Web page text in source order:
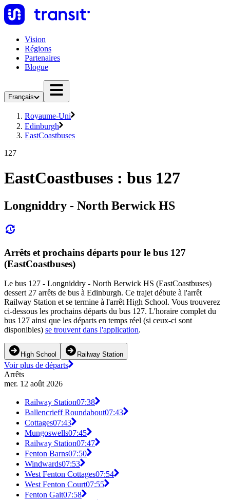
Vision
Régions
Partenaires
Blogue
Français
Royaume-Uni
Edinburgh
EastCoastbuses
127
EastCoastbuses : bus 127
Longniddry - North Berwick HS
Arrêts et prochains départs pour le bus 127
(EastCoastbuses)
Le bus 127 - Longniddry - North Berwick HS (EastCoastbuses)
dessert 27 arrêts de bus à Edinburgh. Ce trajet débute à l'arrêt
Railway Station et se termine à l'arrêt High School. Vous trouverez
ci-dessous les prochains départs du bus 127. L'horaire complet du
bus 127 ainsi que les départs en temps réel (si ceux-ci sont
disponibles) se trouvent dans l'application.
High School Railway Station
Voir plus de départs
Arrêts
mer. 12 août 2026
Railway Station07:38
Ballencrieff Roundabout07:43
Cottages07:43
Mungoswells07:45
Railway Station07:47
Fenton Barns07:50
Windwards07:53
West Fenton Cottages07:54
West Fenton Court07:55
Fenton Gait07:58